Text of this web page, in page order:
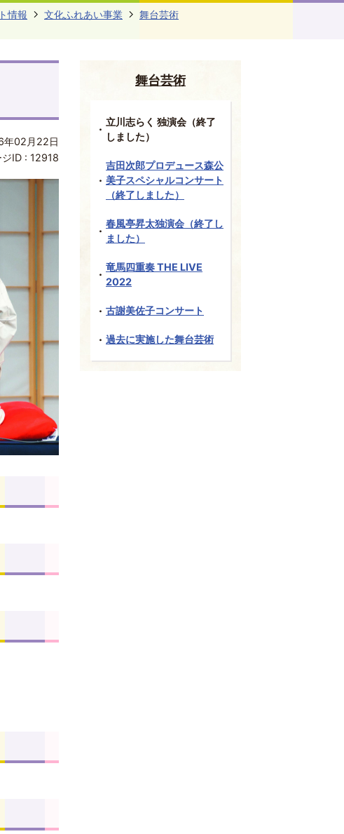
情報 文化ふれあい事業
舞台芸術
年02月22日
ID : 12918
舞台芸術
立川志らく 独演会（終了
しました）
吉田次郎プロデュース森公
美子スペシャルコンサート
（終了しました）
春風亭昇太独演会（終了し
ました）
竜馬四重奏 THE LIVE
2022
古謝美佐子コンサート
過去に実施した舞台芸術